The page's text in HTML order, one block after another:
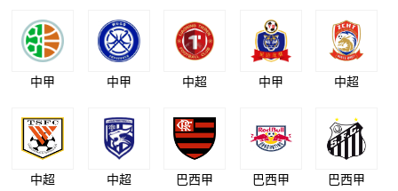
中甲 中甲 中超 中甲 中超
中超 中超 巴西甲 巴西甲 巴西甲